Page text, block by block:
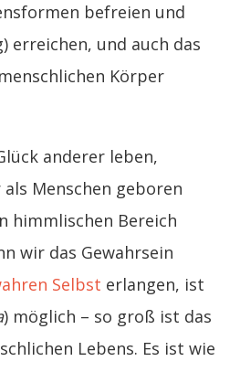
befreien und
erreichen, und auch das
Körper
anderer leben,
Menschen geboren
himmlischen Bereich
wir das Gewahrsein
Selbst erlangen, ist
) möglich – so groß ist das
Lebens. Es ist wie